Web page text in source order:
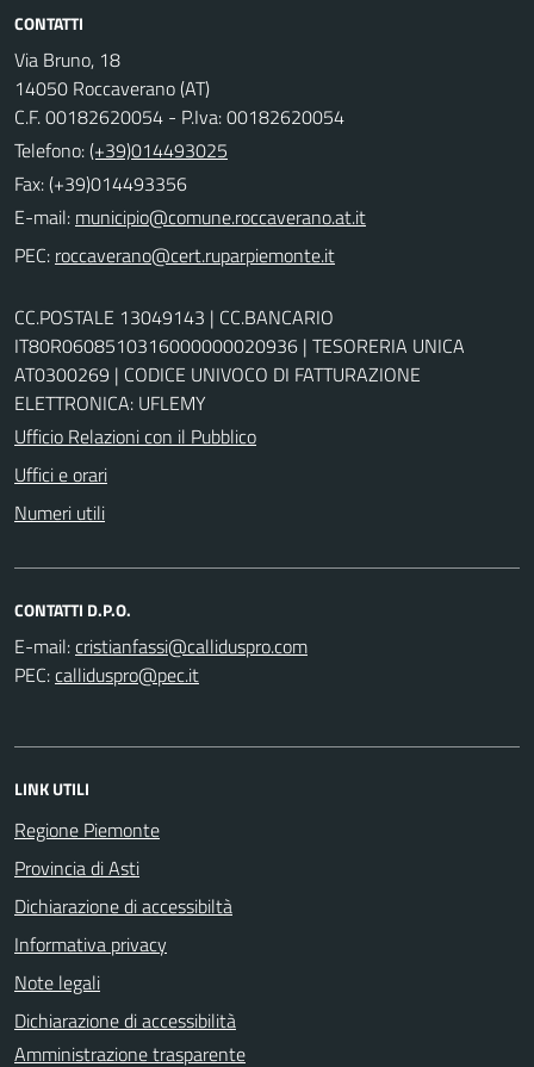
CONTATTI
Via Bruno, 18
14050 Roccaverano (AT)
C.F. 00182620054 - P.Iva: 00182620054
Telefono:(+39)014493025
Fax: (+39)014493356
E-mail:
PEC:
CC.POSTALE 13049143 | CC.BANCARIO
IT80R0608510316000000020936 | TESORERIA UNICA
AT0300269 | CODICE UNIVOCO DI FATTURAZIONE
ELETTRONICA: UFLEMY
Ufficio Relazioni con il Pubblico
Uffici e orari
Numeri utili
CONTATTI D.P.O.
E-mail:
PEC:
LINK UTILI
Regione Piemonte
Provincia di Asti
Dichiarazione di accessibiltà
Informativa privacy
Note legali
Dichiarazione di accessibilità
Amministrazione trasparente